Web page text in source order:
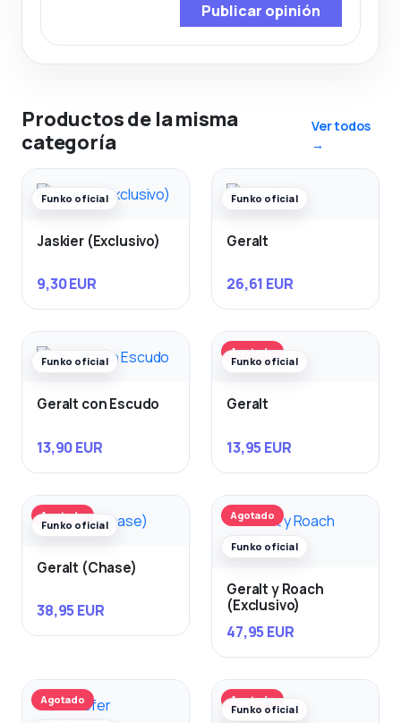
Publicar opinión
Productos de la misma
categoría
Ver todos
→
Funko oficial
Jaskier (Exclusivo)
9,30 EUR
Funko oficial
Geralt
26,61 EUR
Funko oficial
Geralt con Escudo
13,90 EUR
Agotado
Funko oficial
Geralt
13,95 EUR
Agotado
Funko oficial
Geralt (Chase)
38,95 EUR
Agotado
Funko oficial
Geralt y Roach
(Exclusivo)
47,95 EUR
Agotado Agotado
Funko oficial